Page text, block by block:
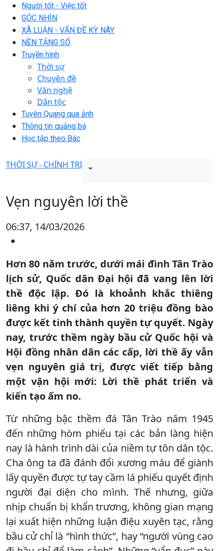
Người tốt - Việc tốt
GÓC NHÌN
XÃ LUẬN - VẤN ĐỀ KỲ NÀY
NỀN TẢNG SỐ
Truyền hình
Thời sự
Chuyên đề
Văn nghệ
Dân tộc
Tuyên Quang qua ảnh
Thông tin quảng bá
Học tập theo Bác
THỜI SỰ - CHÍNH TRỊ
Vẹn nguyên lời thề
06:37, 14/03/2026
Hơn 80 năm trước, dưới mái đình Tân Trào
lịch sử, Quốc dân Đại hội đã vang lên lời
thề độc lập. Đó là khoảnh khắc thiêng
liêng khi ý chí của hơn 20 triệu đồng bào
được kết tinh thành quyền tự quyết. Ngày
nay, trước thềm ngày bầu cử Quốc hội và
Hội đồng nhân dân các cấp, lời thề ấy vẫn
vẹn nguyên giá trị, được viết tiếp bằng
một vận hội mới: Lời thề phát triển và
kiến tạo ấm no.
Từ những bậc thềm đá Tân Trào năm 1945
đến những hòm phiếu tại các bản làng hiện
nay là hành trình dài của niềm tự tôn dân tộc.
Cha ông ta đã đánh đổi xương máu để giành
lấy quyền được tự tay cầm lá phiếu quyết định
người đại diện cho mình. Thế nhưng, giữa
nhịp chuẩn bị khẩn trương, không gian mạng
lại xuất hiện những luận điệu xuyên tạc, rằng
bầu cử chỉ là “hình thức”, hay “người vùng cao